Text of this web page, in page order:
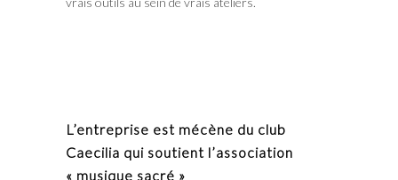
L’entreprise est mécène du club
Caecilia qui soutient l’association
« musique sacré »